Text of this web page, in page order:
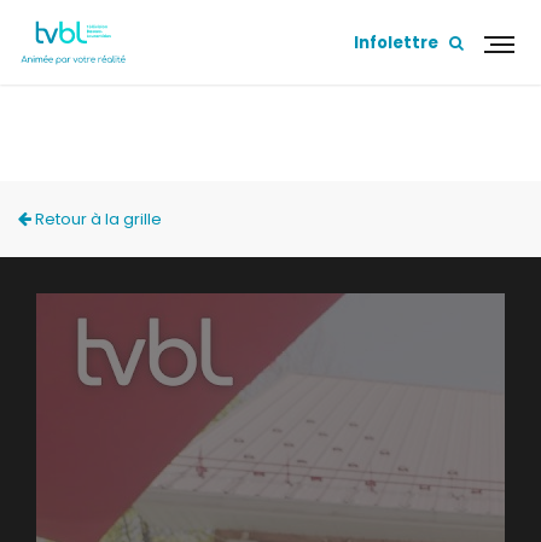
Infolettre
Retour à la grille